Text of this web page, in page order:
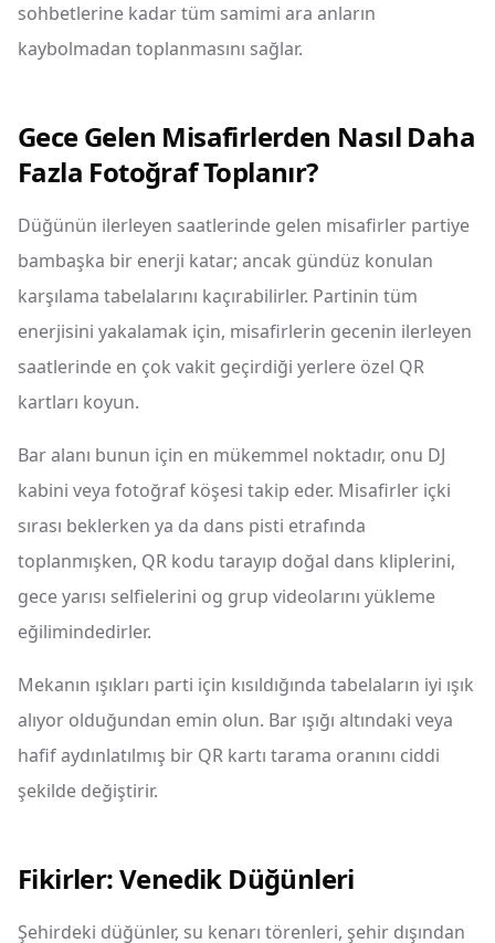
sohbetlerine kadar tüm samimi ara anların
kaybolmadan toplanmasını sağlar.
Gece Gelen Misafirlerden Nasıl Daha
Fazla Fotoğraf Toplanır?
Düğünün ilerleyen saatlerinde gelen misafirler partiye
bambaşka bir enerji katar; ancak gündüz konulan
karşılama tabelalarını kaçırabilirler. Partinin tüm
enerjisini yakalamak için, misafirlerin gecenin ilerleyen
saatlerinde en çok vakit geçirdiği yerlere özel QR
kartları koyun.
Bar alanı bunun için en mükemmel noktadır, onu DJ
kabini veya fotoğraf köşesi takip eder. Misafirler içki
sırası beklerken ya da dans pisti etrafında
toplanmışken, QR kodu tarayıp doğal dans kliplerini,
gece yarısı selfielerini og grup videolarını yükleme
eğilimindedirler.
Mekanın ışıkları parti için kısıldığında tabelaların iyi ışık
alıyor olduğundan emin olun. Bar ışığı altındaki veya
hafif aydınlatılmış bir QR kartı tarama oranını ciddi
şekilde değiştirir.
Fikirler: Venedik Düğünleri
Şehirdeki düğünler, su kenarı törenleri, şehir dışından